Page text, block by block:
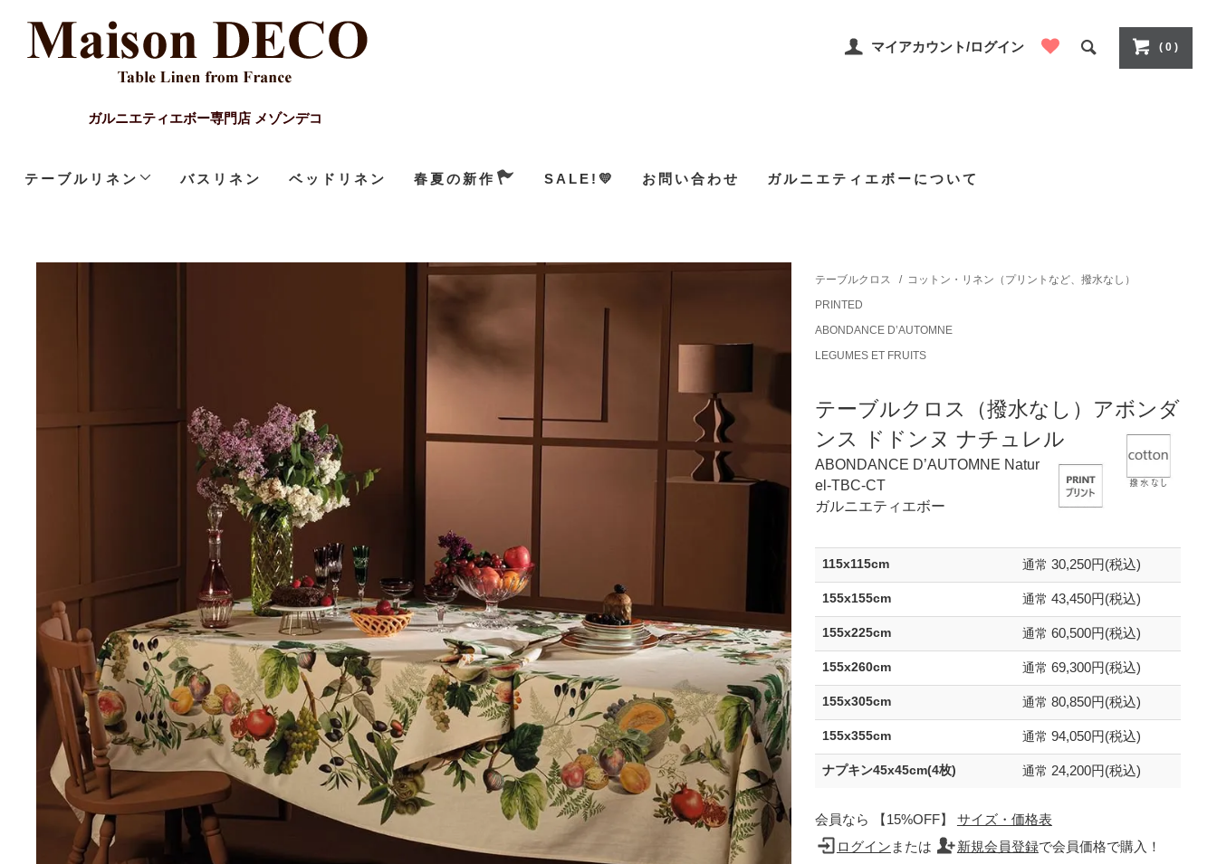
ガルニエティエボー専門店 メゾンデコ
マイアカウント/ログイン ( 0 )
テーブルリネン バスリネン ベッドリネン 春夏の新作 SALE!💛 お問い合わせ ガルニエティエボーについて
テーブルクロス / コットン・リネン（プリントなど、撥水なし）
PRINTED
ABONDANCE D’AUTOMNE
LEGUMES ET FRUITS
テーブルクロス（撥水なし）アボンダ
ンス ドドンヌ ナチュレル
ABONDANCE D’AUTOMNE Natur
el-TBC-CT
ガルニエティエボー
115x115cm 通常 30,250円(税込)
155x155cm 通常 43,450円(税込)
155x225cm 通常 60,500円(税込)
155x260cm 通常 69,300円(税込)
155x305cm 通常 80,850円(税込)
155x355cm 通常 94,050円(税込)
ナプキン45x45cm(4枚) 通常 24,200円(税込)
会員なら 【15%OFF】 サイズ・価格表
ログイン または 新規会員登録で会員価格で購入！